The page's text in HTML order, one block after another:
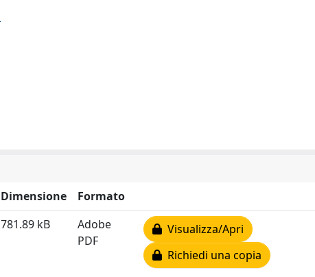
Dimensione
Formato
781.89 kB
Adobe
PDF
Visualizza/Apri
Richiedi una copia